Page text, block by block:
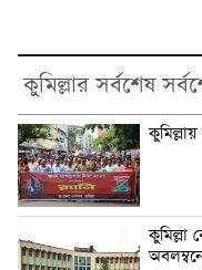
কুমিল্লার সর্বশেষ
কুমিল্লা